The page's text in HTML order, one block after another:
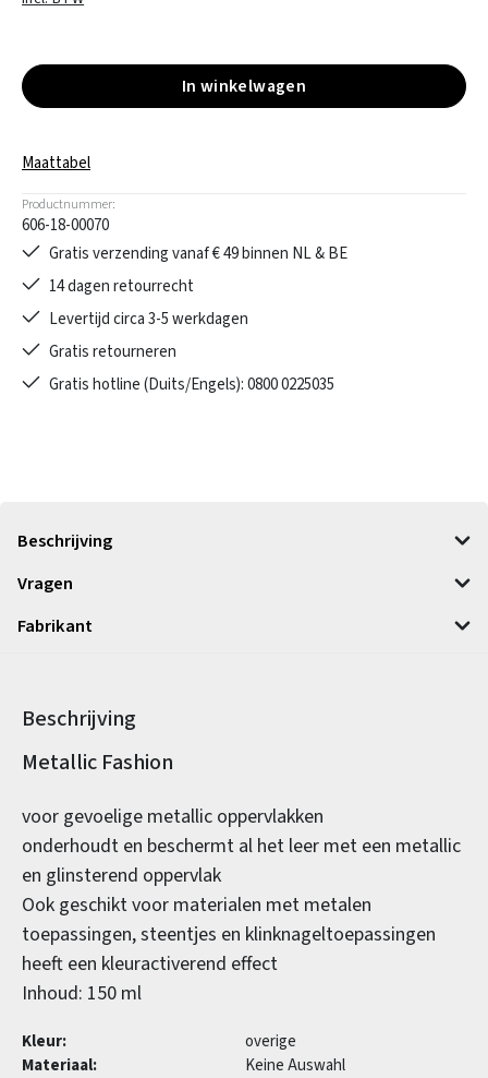
In winkelwagen
Maattabel
Productnummer:
606-18-00070
Gratis verzending vanaf € 49 binnen NL & BE
14 dagen retourrecht
Levertijd circa 3-5 werkdagen
Gratis retourneren
Gratis hotline (Duits/Engels): 0800 0225035
Beschrijving
Vragen
Fabrikant
Beschrijving
Productinformatie
Metallic Fashion
voor gevoelige metallic oppervlakken
onderhoudt en beschermt al het leer met een metallic
en glinsterend oppervlak
Ook geschikt voor materialen met metalen
toepassingen, steentjes en klinknageltoepassingen
heeft een kleuractiverend effect
Inhoud: 150 ml
Kleur:
overige
Materiaal:
Keine Auswahl